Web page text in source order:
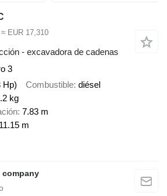
≈ EUR 17,310
- excavadora de cadenas
3
Hp) Combustible diésel
kg
7.83 m
11.15 m
company